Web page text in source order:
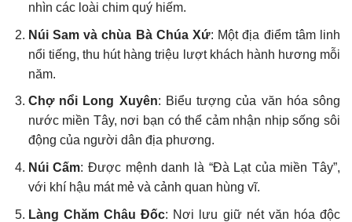
nhìn các loài chim quý hiếm.
Núi Sam và chùa Bà Chúa Xứ: Một địa điểm tâm linh
nổi tiếng, thu hút hàng triệu lượt khách hành hương mỗi
năm.
Chợ nổi Long Xuyên: Biểu tượng của văn hóa sông
nước miền Tây, nơi bạn có thể cảm nhận nhịp sống sôi
động của người dân địa phương.
Núi Cấm: Được mệnh danh là “Đà Lạt của miền Tây”,
với khí hậu mát mẻ và cảnh quan hùng vĩ.
Làng Chăm Châu Đốc: Nơi lưu giữ nét văn hóa độc